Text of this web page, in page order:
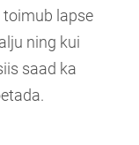
toimub lapse
ning kui
saad ka